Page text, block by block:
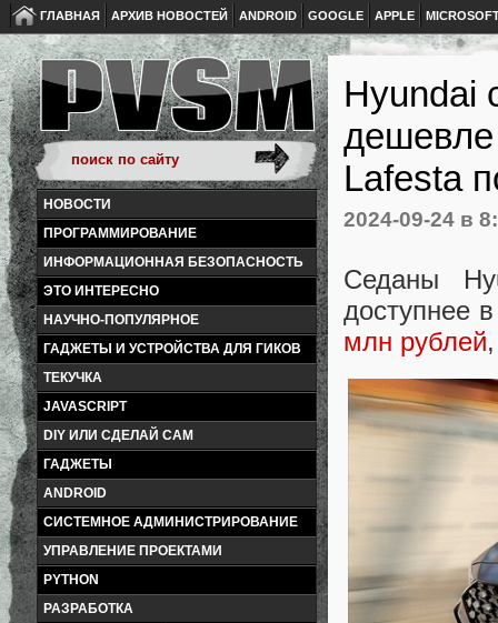
ГЛАВНАЯ АРХИВ НОВОСТЕЙ ANDROID GOOGLE APPLE
НОВОСТИ
ПРОГРАММИРОВАНИЕ
ИНФОРМАЦИОННАЯ БЕЗОПАСНОСТЬ
ЭТО ИНТЕРЕСНО
НАУЧНО-ПОПУЛЯРНОЕ
ГАДЖЕТЫ И УСТРОЙСТВА ДЛЯ ГИКОВ
ТЕКУЧКА
JAVASCRIPT
DIY ИЛИ СДЕЛАЙ САМ
ГАДЖЕТЫ
ANDROID
СИСТЕМНОЕ АДМИНИСТРИРОВАНИЕ
УПРАВЛЕНИЕ ПРОЕКТАМИ
PYTHON
РАЗРАБОТКА
Hyundai
дешевле
Lafesta
2024-09-24 в
Седаны
доступнее
млн рублей